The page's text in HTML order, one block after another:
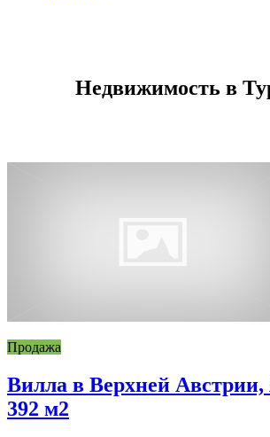
Недвижимость в
Продажа
Вилла в Верхней Австрии,
392 м2